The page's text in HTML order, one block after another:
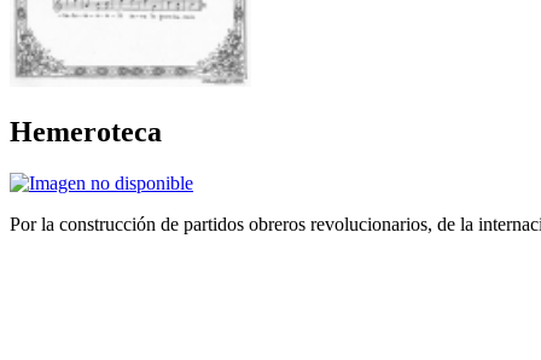
Hemeroteca
Por la construcción de partidos obreros revolucionarios, de la